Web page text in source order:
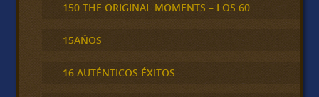
150 THE ORIGINAL MOMENTS – LOS 60
15AÑOS
16 AUTÉNTICOS ÉXITOS